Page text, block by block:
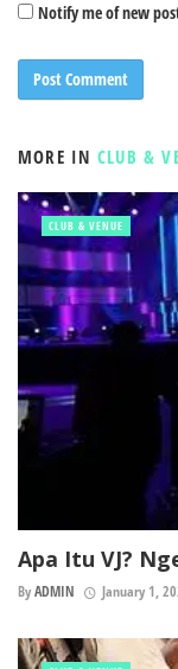
Notify me of new
MORE IN CLUB &
Apa Itu VJ?
ByADMIN January 1,
CLUB & VENUE